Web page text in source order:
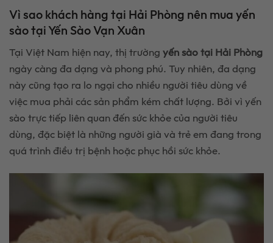
Vì sao khách hàng tại Hải Phòng nên mua yến
sào tại Yến Sào Vạn Xuân
Tại Việt Nam hiện nay, thị trường yến sào tại Hải Phòng
ngày càng đa dạng và phong phú. Tuy nhiên, đa dạng
này cũng tạo ra lo ngại cho nhiều người tiêu dùng về
việc mua phải các sản phẩm kém chất lượng. Bởi vì yến
sào trực tiếp liên quan đến sức khỏe của người tiêu
dùng, đặc biệt là những người già và trẻ em đang trong
quá trình điều trị bệnh hoặc phục hồi sức khỏe.